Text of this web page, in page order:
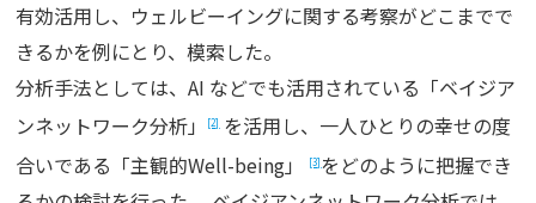
有効活用し、ウェルビーイングに関する考察がどこまでで
きるかを例にとり、模索した。
分析手法としては、AI などでも活用されている「ベイジア
ンネットワーク分析」
[2]を活用し、一人ひとりの幸せの度
合いである「主観的Well-being」
[3]をどのように把握でき